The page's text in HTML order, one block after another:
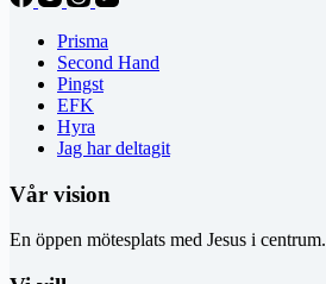
Prisma
Second Hand
Pingst
EFK
Hyra
Jag har deltagit
Vår vision
En öppen mötesplats med Jesus i centrum.